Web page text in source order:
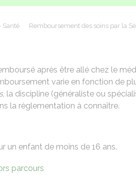
Santé Remboursement des soins par la
après être allé chez le
varie en fonction de
, la discipline (généraliste ou
la règlementation à connaître.
un enfant de moins de 16 ans.
parcours